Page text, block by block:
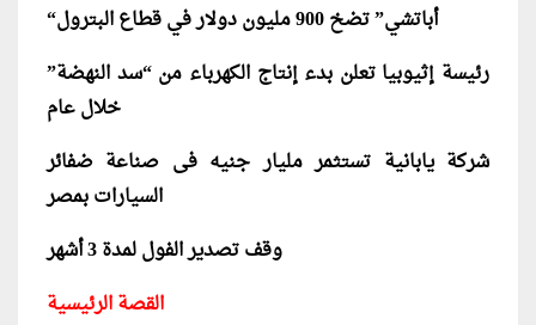
“أباتشي” تضخ 900 مليون دولار في قطاع البترول
رئيسة إثيوبيا تعلن بدء إنتاج الكهرباء من “سد النهضة”
خلال عام
شركة يابانية تستثمر مليار جنيه فى صناعة ضفائر
السيارات بمصر
وقف تصدير الفول لمدة 3 أشهر
القصة الرئيسية